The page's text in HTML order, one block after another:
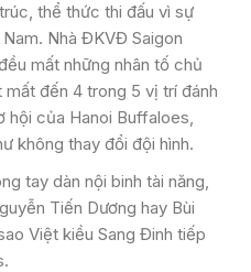
thể thức thi đấu vì sự
Nhà ĐKVĐ Saigon
mất những nhân tố chủ
đến 4 trong 5 vị trí đánh
hội của Hanoi Buffaloes,
không thay đổi đội hình.
tay dàn nội binh tài năng,
Tiến Dương hay Bùi
Việt kiều Sang Đinh tiếp